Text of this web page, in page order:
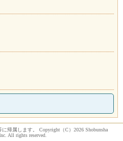
帰属します。 Copyright（C）2026 Shobunsha
All rights reserved.